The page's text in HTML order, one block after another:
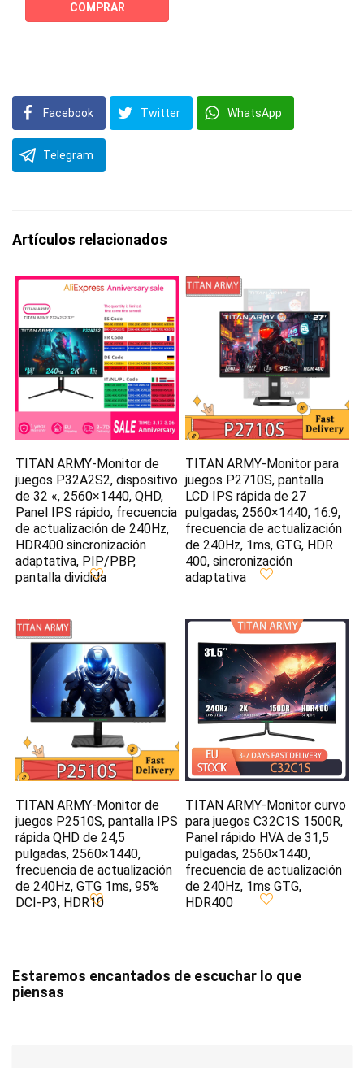
COMPRAR
Facebook Twitter WhatsApp
Telegram
Artículos relacionados
TITAN ARMY-Monitor de
juegos P32A2S2, dispositivo
de 32 «, 2560×1440, QHD,
Panel IPS rápido, frecuencia
de actualización de 240Hz,
HDR400 sincronización
adaptativa, PIP/PBP,
pantalla dividida
TITAN ARMY-Monitor para
juegos P2710S, pantalla
LCD IPS rápida de 27
pulgadas, 2560×1440, 16:9,
frecuencia de actualización
de 240Hz, 1ms, GTG, HDR
400, sincronización
adaptativa
TITAN ARMY-Monitor de
juegos P2510S, pantalla IPS
rápida QHD de 24,5
pulgadas, 2560×1440,
frecuencia de actualización
de 240Hz, GTG 1ms, 95%
DCI-P3, HDR10
TITAN ARMY-Monitor curvo
para juegos C32C1S 1500R,
Panel rápido HVA de 31,5
pulgadas, 2560×1440,
frecuencia de actualización
de 240Hz, 1ms GTG,
HDR400
Estaremos encantados de escuchar lo que
piensas